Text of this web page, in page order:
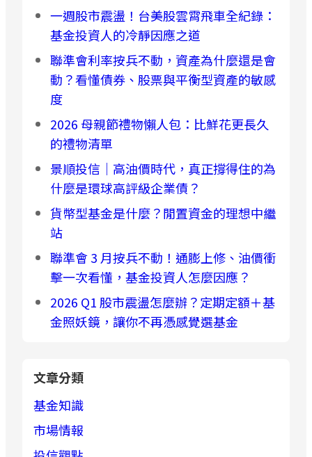
一週股市震盪！台美股雲霄飛車全紀錄：
基金投資人的冷靜因應之道
聯準會利率按兵不動，資產為什麼還是會
動？看懂債券、股票與平衡型資產的敏感
度
2026 母親節禮物懶人包：比鮮花更長久
的禮物清單
景順投信｜高油價時代，真正撐得住的為
什麼是環球高評級企業債？
貨幣型基金是什麼？閒置資金的理想中繼
站
聯準會 3 月按兵不動！通膨上修、油價衝
擊一次看懂，基金投資人怎麼因應？
2026 Q1 股市震盪怎麼辦？定期定額＋基
金照妖鏡，讓你不再憑感覺選基金
文章分類
基金知識
市場情報